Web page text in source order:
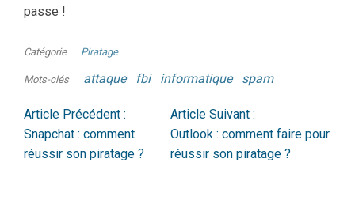
passe !
Catégorie Piratage
Mots-clés attaque fbi informatique spam
Article Précédent :
Snapchat : comment
réussir son piratage ?
Article Suivant :
Outlook : comment faire pour
réussir son piratage ?